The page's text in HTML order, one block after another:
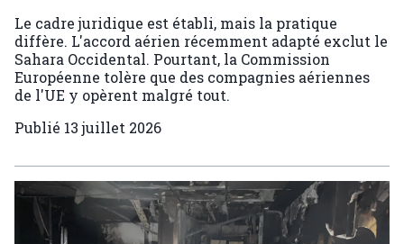
Le cadre juridique est établi, mais la pratique
diffère. L'accord aérien récemment adapté exclut le
Sahara Occidental. Pourtant, la Commission
Européenne tolère que des compagnies aériennes
de l'UE y opèrent malgré tout.
Publié 13 juillet 2026